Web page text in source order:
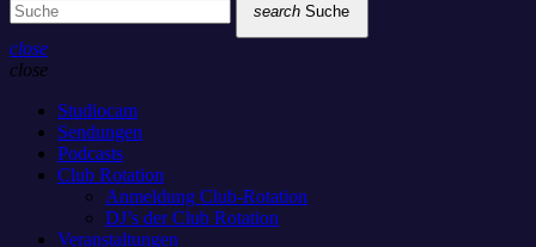
search Suche
close
close
Studiocam
Sendungen
Podcasts
Club Rotation
Anmeldung Club-Rotation
DJ’s der Club Rotation
Veranstaltungen